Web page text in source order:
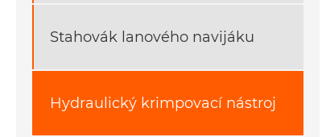
Stahovák lanového navijáku
Hydraulický krimpovací nástroj